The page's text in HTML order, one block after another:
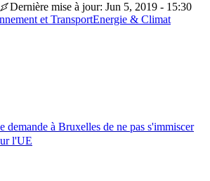
Dernière mise à jour: Jun 5, 2019 - 15:30
et TransportEnergie & Climat
à Bruxelles de ne pas s'immiscer
l'UE